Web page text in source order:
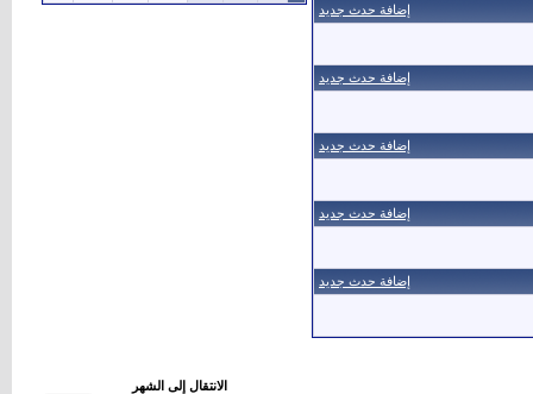
إضافة حدث جديد
إضافة حدث جديد
إضافة حدث جديد
إضافة حدث جديد
إضافة حدث جديد
الانتقال إلى الشهر